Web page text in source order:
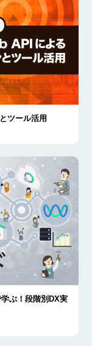
ツール活用
ぶ！段階別DX実